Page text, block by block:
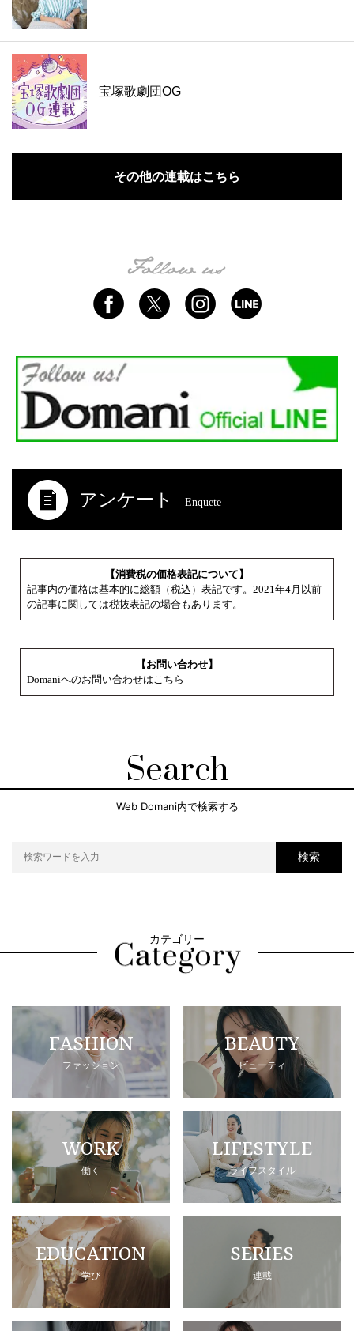
宝塚歌劇団OG
その他の連載はこちら
アンケート Enquete
【消費税の価格表記について】
記事内の価格は基本的に総額（税込）表記です。2021年4月以前
の記事に関しては税抜表記の場合もあります。
【お問い合わせ】
Domaniへのお問い合わせはこちら
Search
Web Domani内で検索する
検索
カテゴリー
FASHION
ファッション
BEAUTY
ビューティ
WORK
働く
LIFESTYLE
ライフスタイル
EDUCATION
学び
SERIES
連載